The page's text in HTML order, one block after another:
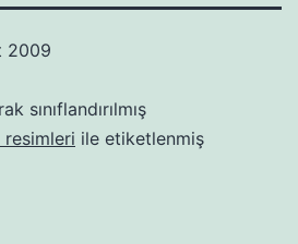
2009
sınıflandırılmış
resimleri ile etiketlenmiş